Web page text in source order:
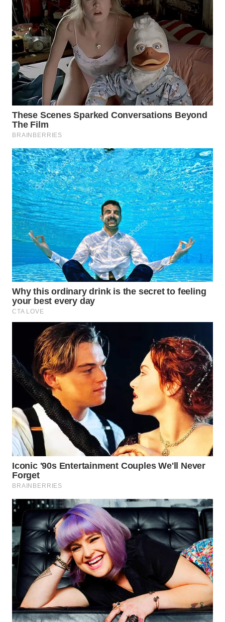
WN
DANAU
TOBA
WN
NIAS
WN
LANGKAT
WN
TAPANULI
SELATAN
WN
TANJUNG
LESUNG
WN
KARO
WN
SIMALUNGUN
WN
LABUHANBATU
WN
TAPANULI
TENGAH
WN DELI
SERDANG
WN
TEBING
TINGGI
WN
PAKPAK
WN
KARAWANG
WN
BEKASI
WN
BOGOR